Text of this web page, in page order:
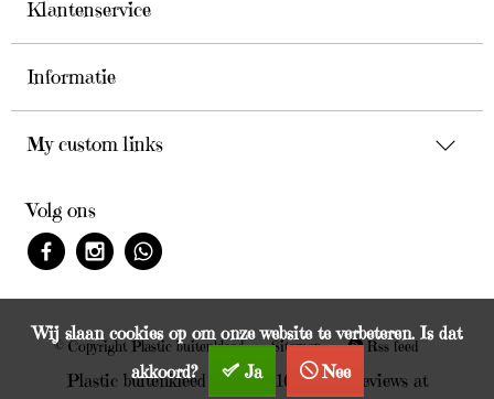
Klantenservice
Informatie
My custom links
Volg ons
© Copyright Plastic buitenkleed Sitemap Rss feed
Plastic buitenkleed scores: 10 out ofReviews at
Wij slaan cookies op om onze website te verbeteren. Is dat
akkoord?
Ja
Nee